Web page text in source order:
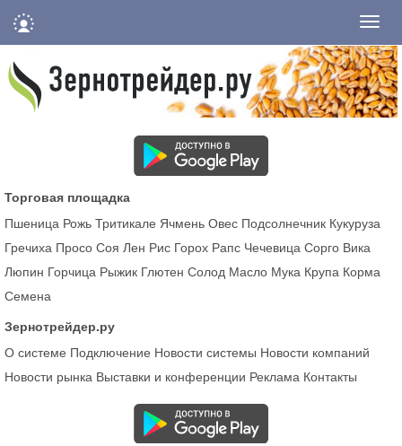
Торговая площадка
Пшеница Рожь Тритикале Ячмень Овес Подсолнечник Кукуруза
Гречиха Просо Соя Лен Рис Горох Рапс Чечевица Сорго Вика
Люпин Горчица Рыжик Глютен Солод Масло Мука Крупа Корма
Семена
Зернотрейдер.ру
О системе Подключение Новости системы Новости компаний
Новости рынка Выставки и конференции Реклама Контакты